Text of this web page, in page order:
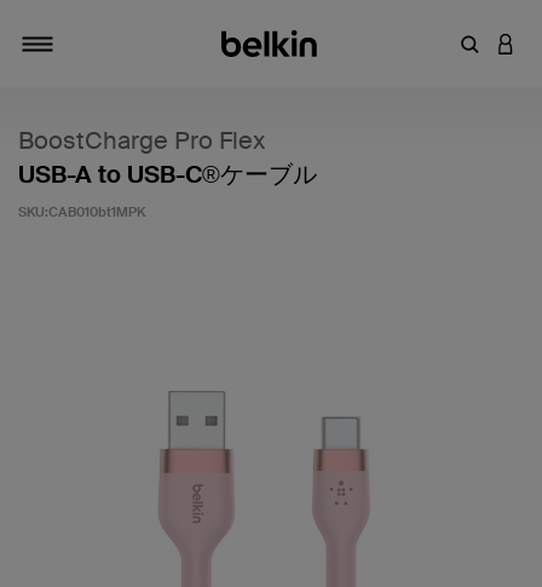
キーワアカ
BoostCharge Pro Flex
USB-A to USB-C®ケーブル
SKU:CAB010bt1MPK